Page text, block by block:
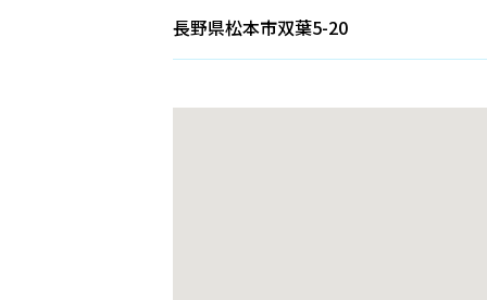
長野県松本市双葉5-20